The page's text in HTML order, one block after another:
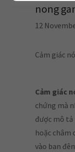
nong
12
Cảm giác
Cảm giác
chứng mà
được mô
hoặc châm
vào ban